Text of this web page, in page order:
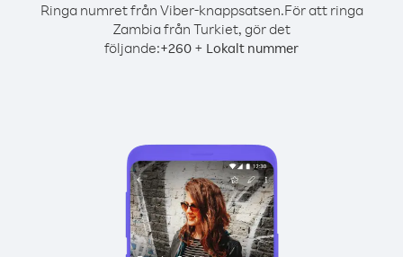
Ringa numret från Viber-knappsatsen.För att ringa
Zambia från Turkiet, gör det
följande:+260 + Lokalt nummer